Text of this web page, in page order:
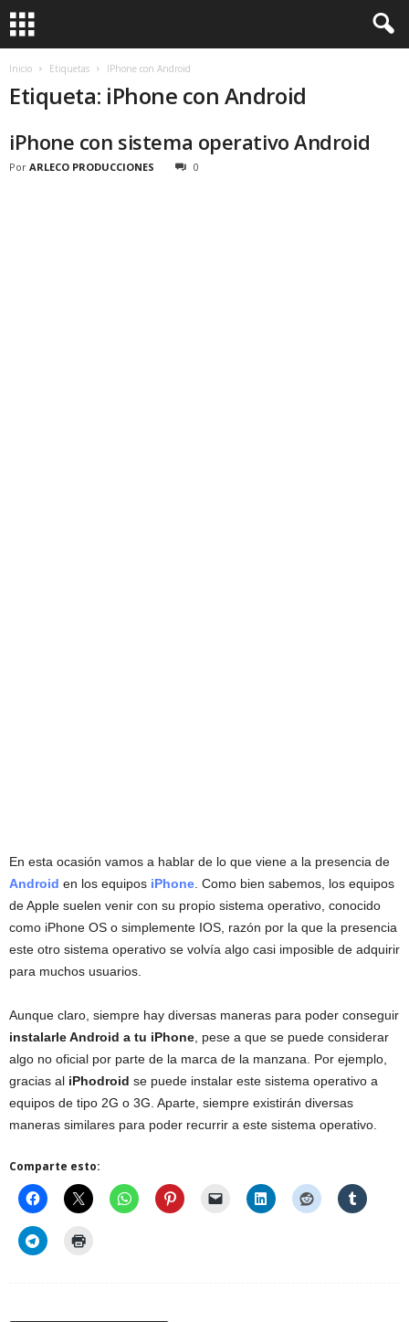
Inicio Etiquetas IPhone con Android
Etiqueta: iPhone con Android
iPhone con sistema operativo Android
Por ARLECO PRODUCCIONES 0
En esta ocasión vamos a hablar de lo que viene a la presencia de
Android en los equipos iPhone . Como bien sabemos, los equipos
de Apple suelen venir con su propio sistema operativo, conocido
como iPhone OS o simplemente IOS, razón por la que la presencia
este otro sistema operativo se volvía algo casi imposible de adquirir
para muchos usuarios.
Aunque claro, siempre hay diversas maneras para poder conseguir
instalarle Android a tu iPhone , pese a que se puede considerar
algo no oficial por parte de la marca de la manzana. Por ejemplo,
gracias al iPhodroid se puede instalar este sistema operativo a
equipos de tipo 2G o 3G. Aparte, siempre existirán diversas
maneras similares para poder recurrir a este sistema operativo.
Comparte esto: